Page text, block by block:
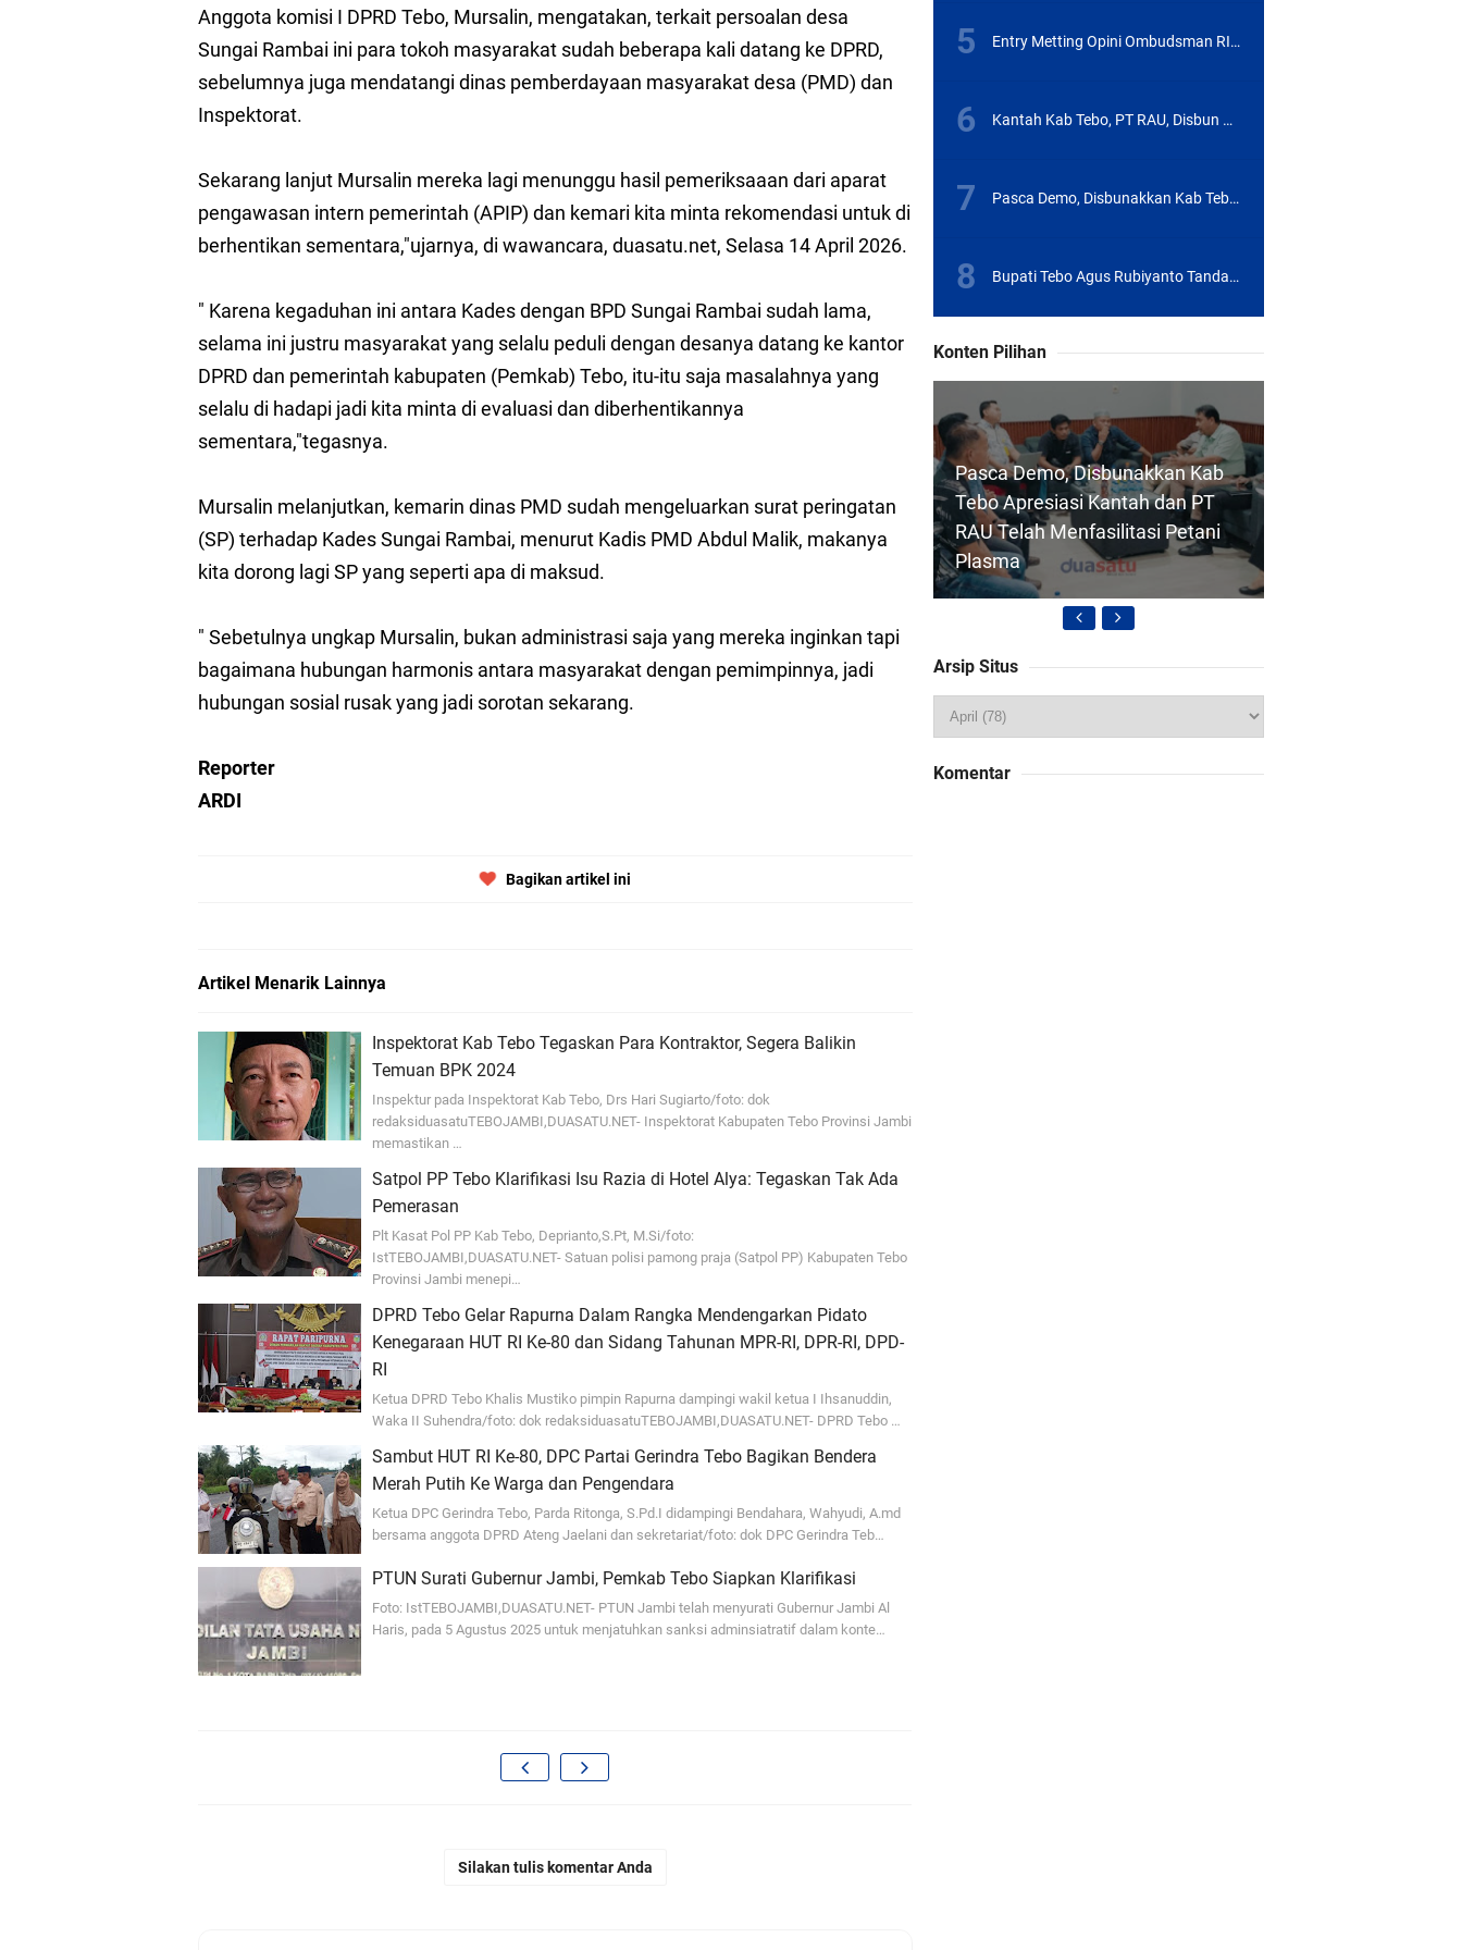
DPRD Kota Jambi Sidak Aset, Lahan 2,1 Hektare Diduga Bermasalah
Gubernur Al Haris Pertegas Komitmen Wujudkan Pemerintahan Transparan dan Akuntabel
Solikhin Pemilik Toko Tani Bina Usaha di Tebo Tengah Mengaku Jadi Korban Penipuan, Begini Modusnya
Anggota komisi I DPRD Tebo, Mursalin, mengatakan, terkait persoalan desa
Sungai Rambai ini para tokoh masyarakat sudah beberapa kali datang ke DPRD,
sebelumnya juga mendatangi dinas pemberdayaan masyarakat desa (PMD) dan
Inspektorat.
Sekarang lanjut Mursalin mereka lagi menunggu hasil pemeriksaaan dari aparat
pengawasan intern pemerintah (APIP) dan kemari kita minta rekomendasi untuk di
berhentikan sementara,"ujarnya, di wawancara, duasatu.net, Selasa 14 April 2026.
" Karena kegaduhan ini antara Kades dengan BPD Sungai Rambai sudah lama,
selama ini justru masyarakat yang selalu peduli dengan desanya datang ke kantor
DPRD dan pemerintah kabupaten (Pemkab) Tebo, itu-itu saja masalahnya yang
selalu di hadapi jadi kita minta di evaluasi dan diberhentikannya
sementara,"tegasnya.
Mursalin melanjutkan, kemarin dinas PMD sudah mengeluarkan surat peringatan
(SP) terhadap Kades Sungai Rambai, menurut Kadis PMD Abdul Malik, makanya
kita dorong lagi SP yang seperti apa di maksud.
" Sebetulnya ungkap Mursalin, bukan administrasi saja yang mereka inginkan tapi
bagaimana hubungan harmonis antara masyarakat dengan pemimpinnya, jadi
hubungan sosial rusak yang jadi sorotan sekarang.
Reporter
ARDI
Bagikan artikel ini
Artikel Menarik Lainnya
Inspektorat Kab Tebo Tegaskan Para Kontraktor, Segera Balikin
Temuan BPK 2024
Inspektur pada Inspektorat Kab Tebo, Drs Hari Sugiarto/foto: dok
redaksiduasatuTEBOJAMBI,DUASATU.NET- Inspektorat Kabupaten Tebo Provinsi Jambi
memastikan …
Satpol PP Tebo Klarifikasi Isu Razia di Hotel Alya: Tegaskan Tak Ada
Pemerasan
Plt Kasat Pol PP Kab Tebo, Deprianto,S.Pt, M.Si/foto:
IstTEBOJAMBI,DUASATU.NET- Satuan polisi pamong praja (Satpol PP) Kabupaten Tebo
Provinsi Jambi menepi…
DPRD Tebo Gelar Rapurna Dalam Rangka Mendengarkan Pidato
Kenegaraan HUT RI Ke-80 dan Sidang Tahunan MPR-RI, DPR-RI, DPD-
RI
Ketua DPRD Tebo Khalis Mustiko pimpin Rapurna dampingi wakil ketua I Ihsanuddin,
Waka II Suhendra/foto: dok redaksiduasatuTEBOJAMBI,DUASATU.NET- DPRD Tebo …
Sambut HUT RI Ke-80, DPC Partai Gerindra Tebo Bagikan Bendera
Merah Putih Ke Warga dan Pengendara
Ketua DPC Gerindra Tebo, Parda Ritonga, S.Pd.I didampingi Bendahara, Wahyudi, A.md
bersama anggota DPRD Ateng Jaelani dan sekretariat/foto: dok DPC Gerindra Teb…
PTUN Surati Gubernur Jambi, Pemkab Tebo Siapkan Klarifikasi
Foto: IstTEBOJAMBI,DUASATU.NET- PTUN Jambi telah menyurati Gubernur Jambi Al
Haris, pada 5 Agustus 2025 untuk menjatuhkan sanksi adminsiatratif dalam konte…
Silakan tulis komentar Anda
Entry Metting Opini Ombudsman RI, Tekankan Jambi Pertahankan Kualitas Pelayanan
Kantah Kab Tebo, PT RAU, Disbun dan Koperasi Sepakat Selesaikan Lahan Petani Plasma Keluar Dari HGU
Pasca Demo, Disbunakkan Kab Tebo Apresiasi Kantah dan PT RAU Telah Menfasilitasi Petani Plasma
Bupati Tebo Agus Rubiyanto Tandatangani NPHD Lahan Sekolah Nasional Terintegrasi
Konten Pilihan
Pasca Demo, Disbunakkan Kab
Tebo Apresiasi Kantah dan PT
RAU Telah Menfasilitasi Petani
Plasma
Solikhin Pemilik Toko Tani Bina
Usaha di Tebo Tengah Mengaku
Modusnya
Arsip Situs
Komentar